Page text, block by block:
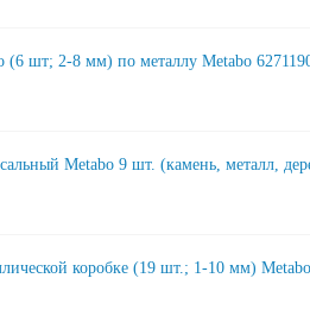
(6 шт; 2-8 мм) по металлу Metabo
Metabo 9 шт. (камень, металл,
коробке (19 шт.; 1-10 мм)